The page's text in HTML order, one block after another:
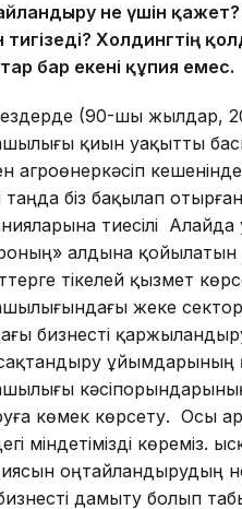
не үшін
тигізеді? Холдингтің
бар екені құпия емес.
(90-шы жылдар,
қиын уақытты
агроөнеркәсіп
таңда біз бақылап
тиесілі
алдына қойылатын
тікелей қызмет
жеке
бизнесті
ұйымдарының
көмек көрсету. Осы
міндетімізді көреміз.
оңтайландырудың
дамыту болып